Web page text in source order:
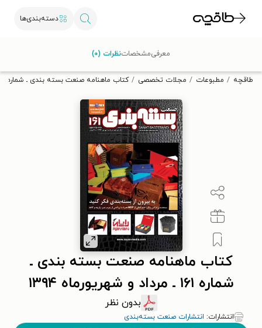
دسته‌بندی‌ها
تخفیف از طاقچه دریافت کن.
طاقچه مطبوعات مجلات تخصصی کتاب ماهنامه صنعت بسته بندی ـ شماره ۱۶۱ ـ مرداد و شهریورماه ۱۳۹۴
کتاب ماهنامه صنعت بسته بندی ـ
شماره ۱۶۱ ـ مرداد و شهریورماه ۱۳۹۴
بدون نظر
انتشارات: انتشارات صنعت بسته‌بندی
معرفیمشخصاتنظرات (۰)